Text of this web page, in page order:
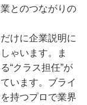
とのつながりの
けに企業説明に
ゃいます。ま
“クラス担任”が
います。ブライ
持つプロで業界